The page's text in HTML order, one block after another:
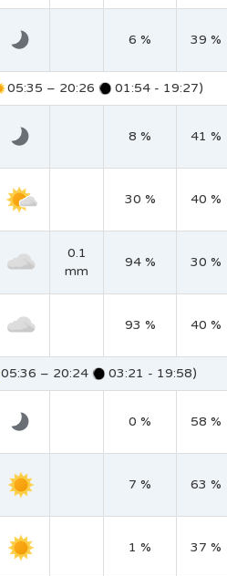
6 % 39 %
05:35 – 20:26 01:54 - 19:27)
8 % 41 %
30 % 40 %
0.1
mm
94 % 30 %
93 % 40 %
05:36 – 20:24 03:21 - 19:58)
0 % 58 %
7 % 63 %
1 % 37 %